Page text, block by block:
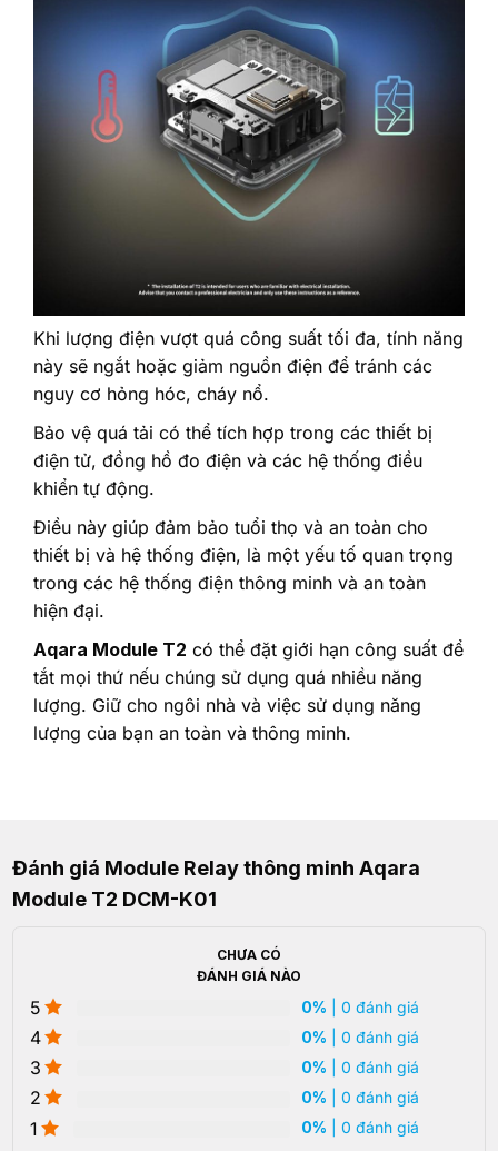
Khi lượng điện vượt quá công suất tối đa, tính năng
này sẽ ngắt hoặc giảm nguồn điện để tránh các
nguy cơ hỏng hóc, cháy nổ.
Bảo vệ quá tải có thể tích hợp trong các thiết bị
điện tử, đồng hồ đo điện và các hệ thống điều
khiển tự động.
Điều này giúp đảm bảo tuổi thọ và an toàn cho
thiết bị và hệ thống điện, là một yếu tố quan trọng
trong các hệ thống điện thông minh và an toàn
hiện đại.
Aqara Module T2 có thể đặt giới hạn công suất để
tắt mọi thứ nếu chúng sử dụng quá nhiều năng
lượng. Giữ cho ngôi nhà và việc sử dụng năng
lượng của bạn an toàn và thông minh.
Đánh giá Module Relay thông minh Aqara
Module T2 DCM-K01
CHƯA CÓ
ĐÁNH GIÁ NÀO
5 0% | 0 đánh giá
4 0% | 0 đánh giá
3 0% | 0 đánh giá
2 0% | 0 đánh giá
1 0% | 0 đánh giá